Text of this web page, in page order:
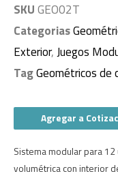
SKUGEO02T
Categorias
Exterior,Juegos
TagGeométricos de
Agregar a
Sistema modular para
volumétrica con interior